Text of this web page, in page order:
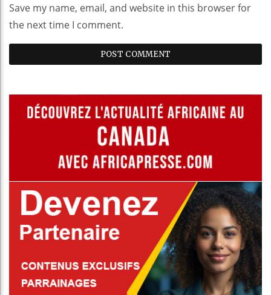
Save my name, email, and website in this browser for
the next time I comment.